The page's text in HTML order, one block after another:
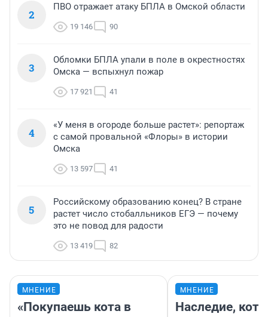
2
ПВО отражает атаку БПЛА в Омской области
19 146 90
3
Обломки БПЛА упали в поле в окрестностях
Омска — вспыхнул пожар
17 921 41
4
«У меня в огороде больше растет»: репортаж
с самой провальной «Флоры» в истории
Омска
13 597 41
5
Российскому образованию конец? В стране
растет число стобалльников ЕГЭ — почему
это не повод для радости
13 419 82
МНЕНИЕ
«Покупаешь кота в
МНЕНИЕ
Наследие,